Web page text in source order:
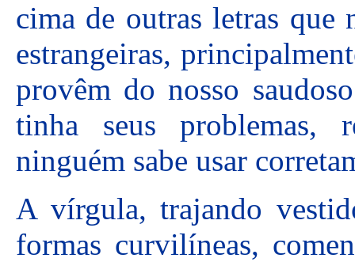
cima de outras letras que
estrangeiras,
provêm do nosso
tinha seus problemas,
ninguém sabe usar
A vírgula, trajando
formas curvilíneas,